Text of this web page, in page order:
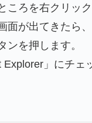
ろを右クリック
が出てきたら
ンを押します。
」にチェ